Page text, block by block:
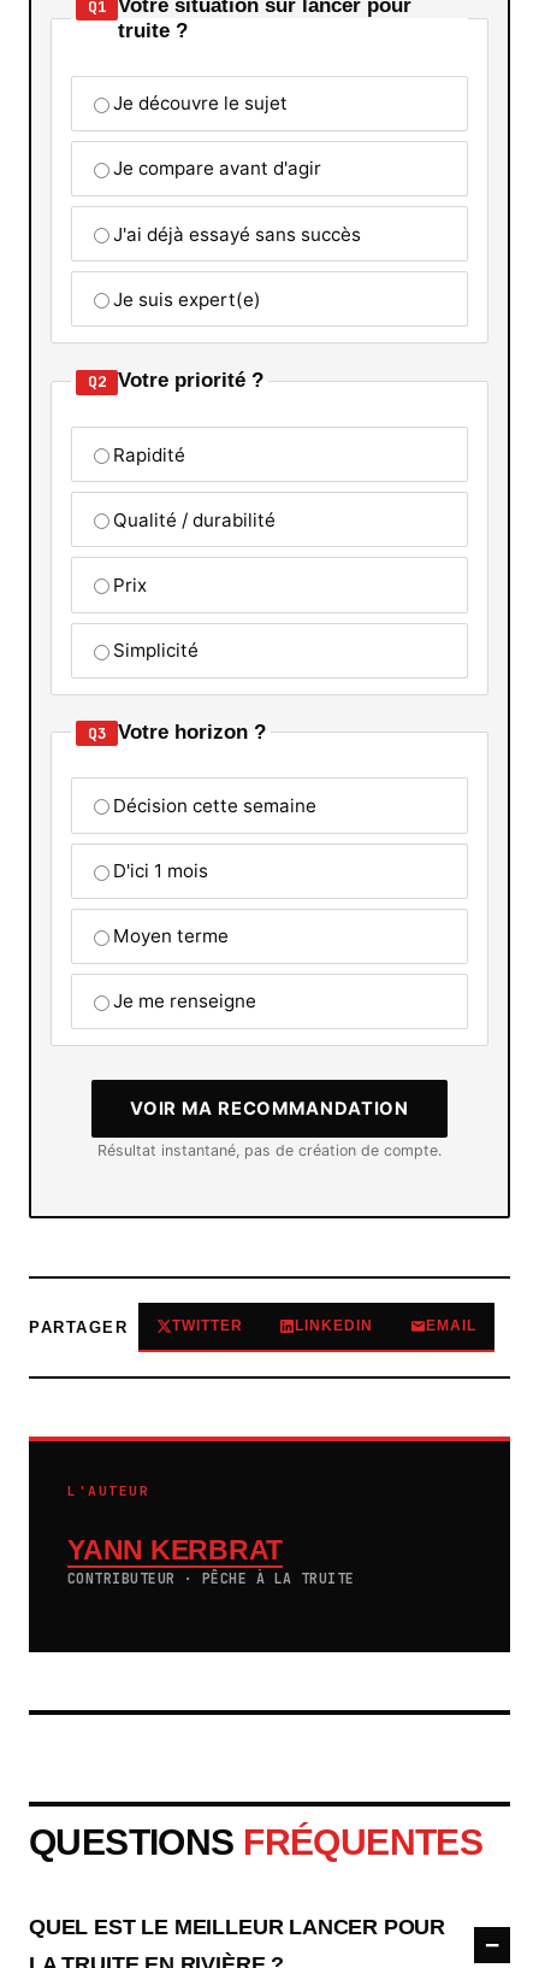
Q1 Votre situation sur lancer pour
truite ?
Je découvre le sujet
Je compare avant d'agir
J'ai déjà essayé sans succès
Je suis expert(e)
Q2 Votre priorité ?
Rapidité
Qualité / durabilité
Prix
Simplicité
Q3 Votre horizon ?
Décision cette semaine
D'ici 1 mois
Moyen terme
Je me renseigne
VOIR MA RECOMMANDATION
Résultat instantané, pas de création de compte.
PARTAGER TWITTER LINKEDIN EMAIL
L'AUTEUR
YANN KERBRAT
CONTRIBUTEUR · PÊCHE À LA TRUITE
QUESTIONS FRÉQUENTES
QUEL EST LE MEILLEUR LANCER POUR